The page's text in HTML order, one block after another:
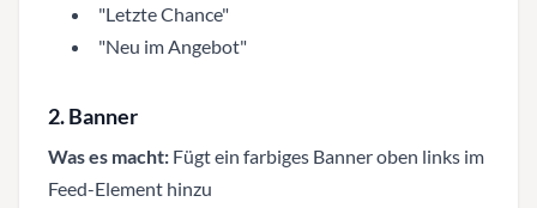
"Letzte Chance"
"Neu im Angebot"
2. Banner
Was es macht: Fügt ein farbiges Banner oben links im
Feed-Element hinzu